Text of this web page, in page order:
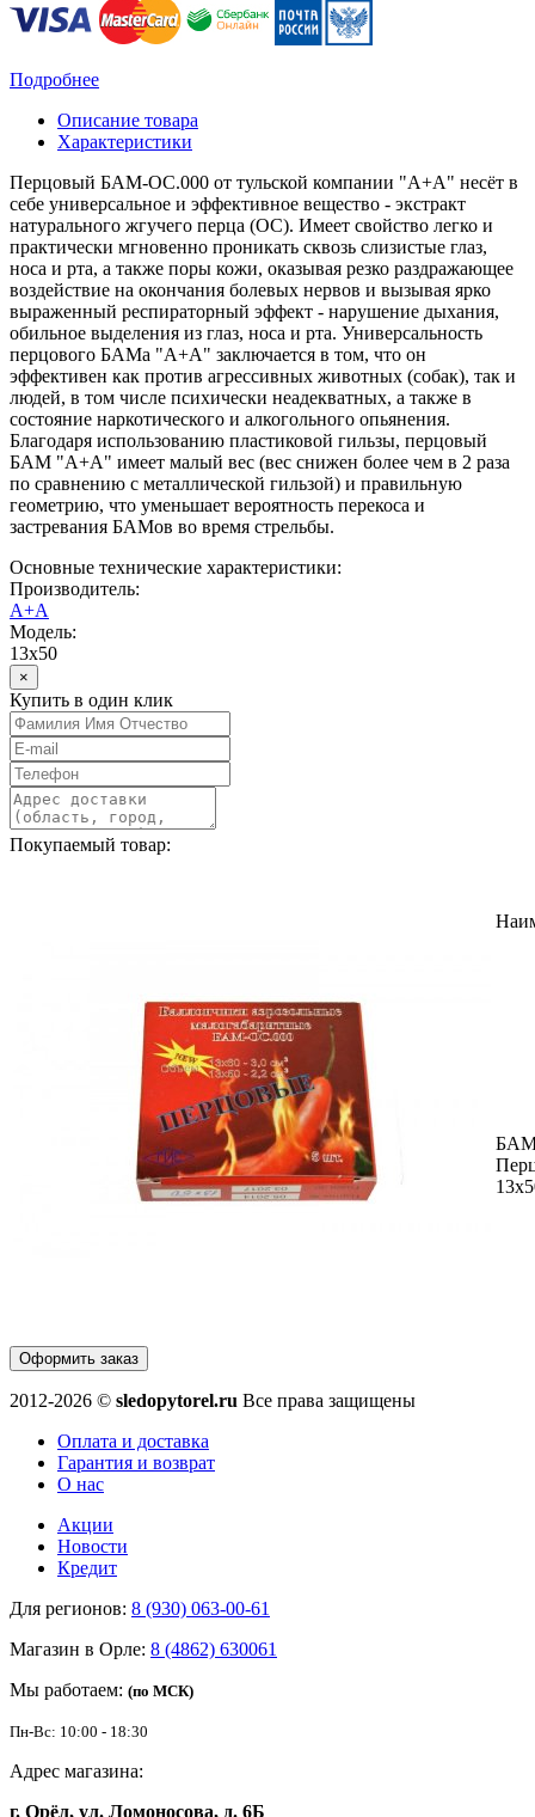
Подробнее
Описание товара
Характеристики
Перцовый БАМ-OC.000 от тульской компании "А+А" несёт в
себе универсальное и эффективное вещество - экстракт
натурального жгучего перца (ОС). Имеет свойство легко и
практически мгновенно проникать сквозь слизистые глаз,
носа и рта, а также поры кожи, оказывая резко раздражающее
воздействие на окончания болевых нервов и вызывая ярко
выраженный респираторный эффект - нарушение дыхания,
обильное выделения из глаз, носа и рта. Универсальность
перцового БАМа "А+А" заключается в том, что он
эффективен как против агрессивных животных (собак), так и
людей, в том числе психически неадекватных, а также в
состояние наркотического и алкогольного опьянения.
Благодаря использованию пластиковой гильзы, перцовый
БАМ "А+А" имеет малый вес (вес снижен более чем в 2 раза
по сравнению с металлической гильзой) и правильную
геометрию, что уменьшает вероятность перекоса и
застревания БАМов во время стрельбы.
Основные технические характеристики:
Производитель:
А+А
Модель:
13х50
×
Купить в один клик
Покупаемый товар:
Оформить заказ
2012-2026 © sledopytorel.ru Все права защищены
Оплата и доставка
Гарантия и возврат
О нас
Акции
Новости
Кредит
Для регионов: 8 (930) 063-00-61
Магазин в Орле: 8 (4862) 630061
Мы работаем: (по МСК)
Пн-Вс: 10:00 - 18:30
Адрес магазина:
г. Орёл, ул. Ломоносова, д. 6Б